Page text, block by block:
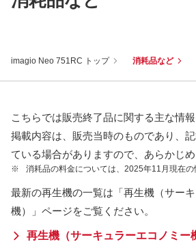
imagio Neo 751RC トップ 消耗品など
こちらでは販売終了品に関する主な情報
掲載内容は、販売当時のものであり、
ている場合がありますので、あらかじめ
※ 消耗品の料金については、2025年11月現在の
最新の再生機の一覧は「再生機（サー
機）」ページをご覧ください。
再生機（サーキュラーエコノミー